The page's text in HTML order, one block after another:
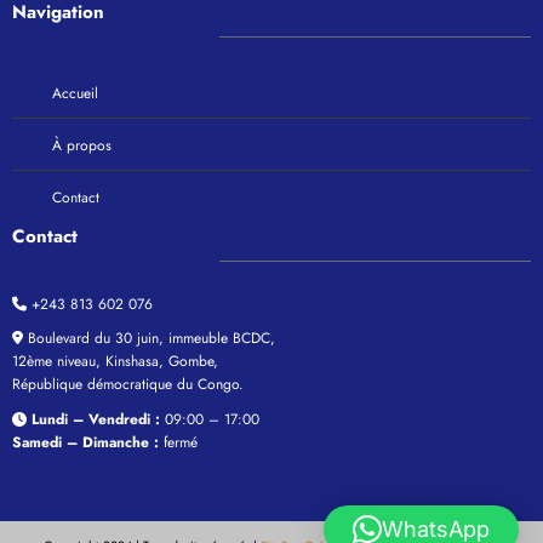
Maxence Kiyana
Maxence Kiyana, l’avocat au barreau de Kinshasa/Matete en RD Congo, spécialisé
en Droit économique et social est auxiliaire de justice, Analyste politique et
formateur.
À propos WhatsApp